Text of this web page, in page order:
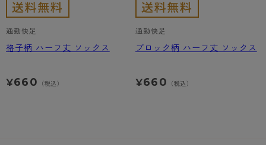
通勤快足
格子柄 ハーフ丈 ソックス
¥660 （税込）
通勤快足
ブロック柄 ハーフ丈 ソックス
¥660 （税込）